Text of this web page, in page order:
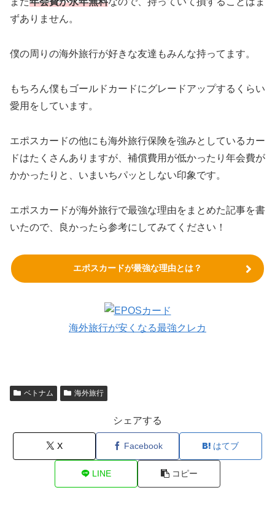
ずありません。
僕の周りの海外旅行が好きな友達もみんな持ってます。
もちろん僕もゴールドカードにグレードアップするくらい
愛用をしています。
エポスカードの他にも海外旅行保険を強みとしているカー
ドはたくさんありますが、補償費用が低かったり年会費が
かかったりと、いまいちパッとしない印象です。
エポスカードが海外旅行で最強な理由をまとめた記事を書
いたので、良かったら参考にしてみてください！
エポスカードが最強な理由とは？
海外旅行が安くなる最強クレカ
ベトナム 海外旅行
シェアする
X Facebook はてブ
LINE コピー